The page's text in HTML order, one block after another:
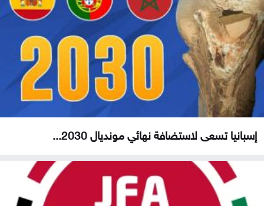
إسبانيا تسعى لاستضافة نهائي مونديال 2030...